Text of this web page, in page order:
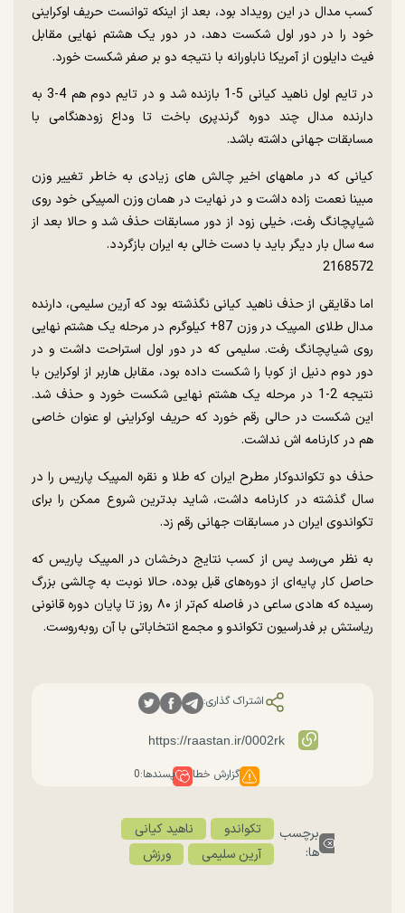
کسب مدال در این رویداد بود، بعد از اینکه توانست حریف اوکراینی
خود را در دور اول شکست دهد، در دور یک هشتم نهایی مقابل
فیث دایلون از آمریکا ناباورانه با نتیجه دو بر صفر شکست خورد.
در تایم اول ناهید کیانی 5-1 بازنده شد و در تایم دوم هم 4-3 به
دارنده مدال چند دوره گرندپری باخت تا وداع زودهنگامی با
مسابقات جهانی داشته باشد.
کیانی که در ماههای اخیر چالش های زیادی به خاطر تغییر وزن
مبینا نعمت زاده داشت و در نهایت در همان وزن المپیکی خود روی
شیاپچانگ رفت، خیلی زود از دور مسابقات حذف شد و حالا بعد از
سه سال بار دیگر باید با دست خالی به ایران بازگردد.
2168572
اما دقایقی از حذف ناهید کیانی نگذشته بود که آرین سلیمی، دارنده
مدال طلای المپیک در وزن 87+ کیلوگرم در مرحله یک هشتم نهایی
روی شیاپچانگ رفت. سلیمی که در دور اول استراحت داشت و در
دور دوم دنیل از کوبا را شکست داده بود، مقابل هاربر از اوکراین با
نتیجه 2-1 در مرحله یک هشتم نهایی شکست خورد و حذف شد.
این شکست در حالی رقم خورد که حریف اوکراینی او عنوان خاصی
هم در کارنامه اش نداشت.
حذف دو تکواندوکار مطرح ایران که طلا و نقره المپیک پاریس را در
سال گذشته در کارنامه داشت، شاید بدترین شروع ممکن را برای
تکواندوی ایران در مسابقات جهانی رقم زد.
به نظر می‌رسد پس از کسب نتایج درخشان در المپیک پاریس که
حاصل کار پایه‌ای از دوره‌های قبل بوده، حالا نوبت به چالشی بزرگ
رسیده که هادی ساعی در فاصله کم‌تر از ۸۰ روز تا پایان دوره قانونی
ریاستش بر فدراسیون تکواندو و مجمع انتخاباتی با آن روبه‌روست.
اشتراک گذاری:
گزارش خطا پسندها:0
برچسب
ها:
تکواندو
ناهید کیانی
آرین سلیمی
ورزش